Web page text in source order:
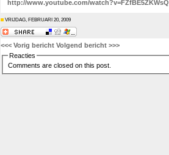
http://www.youtube.com/watch?v=FZfBE5ZKWsQ
VRIJDAG, FEBRUARI 20, 2009
<<< Vorig bericht Volgend bericht >>>
Reacties
Comments are closed on this post.